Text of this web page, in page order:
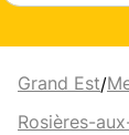
Grand Est/
Rosières-